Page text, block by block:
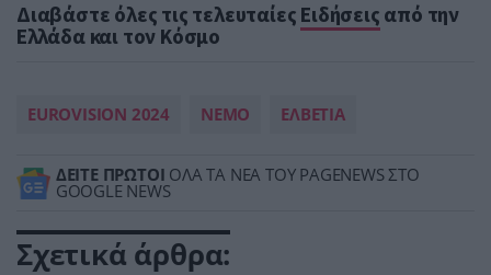
Διαβάστε όλες τις τελευταίες Ειδήσεις από την
Ελλάδα και τον Κόσμο
EUROVISION 2024 NEMO ΕΛΒΕΤΙΑ
ΔΕΙΤΕ ΠΡΩΤΟΙ ΟΛΑ ΤΑ ΝΕΑ ΤΟΥ PAGENEWS ΣΤΟ
GOOGLE NEWS
Σχετικά άρθρα: